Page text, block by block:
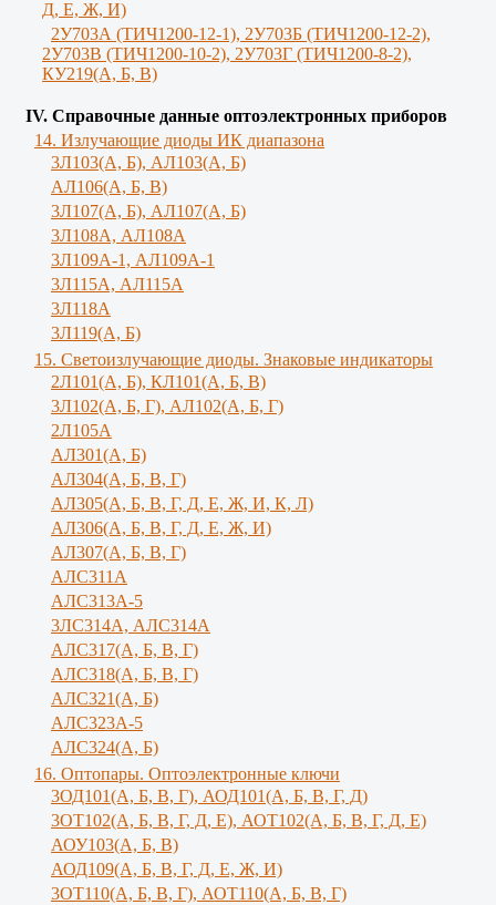
Д, Е, Ж, И)
2У703А (ТИЧ1200-12-1), 2У703Б (ТИЧ1200-12-2),
2У703В (ТИЧ1200-10-2), 2У703Г (ТИЧ1200-8-2),
КУ219(А, Б, В)
IV. Справочные данные оптоэлектронных приборов
14. Излучающие диоды ИК диапазона
3Л103(A, Б), AЛ103(А, Б)
AЛ106(A, Б, В)
3Л107(А, Б), АЛ107(А, Б)
3Л108А, АЛ108А
3Л109А-1, АЛ109А-1
3Л115А, АЛ115А
3Л118А
3Л119(A, Б)
15. Светоизлучающие диоды. Знаковые индикаторы
2Л101(A, Б), КЛ101(А, Б, В)
3Л102(A, Б, Г), АЛ102(А, Б, Г)
2Л105А
АЛ301(А, Б)
AЛ304(А, Б, В, Г)
АЛ305(А, Б, В, Г, Д, Е, Ж, И, К, Л)
AЛ306(A, Б, В, Г, Д, Е, Ж, И)
AЛ307(A, Б, В, Г)
АЛС311А
АЛС313А-5
3ЛС314А, АЛС314А
АЛС317(А, Б, В, Г)
АЛС318(А, Б, В, Г)
АЛС321(А, Б)
АЛС323А-5
АЛС324(А, Б)
16. Оптопары. Оптоэлектронные ключи
3ОД101(А, Б, В, Г), АОД101(А, Б, В, Г, Д)
3ОТ102(А, Б, В, Г, Д, Е), АОТ102(А, Б, В, Г, Д, Е)
АОУ103(А, Б, В)
АОД109(А, Б, В, Г, Д, Е, Ж, И)
3ОТ110(А, Б, В, Г), АОТ110(А, Б, В, Г)